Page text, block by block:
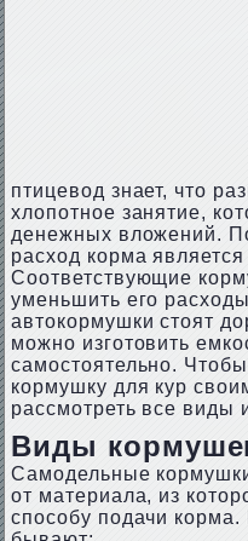
птицевод знает, что
хлопотное занятие,
денежных вложений.
расход корма
Соответствующие
уменьшить его
автокормушки стоят
можно изготовить
самостоятельно.
кормушку для кур
рассмотреть все виды
Виды
Самодельные
от материала, из
способу подачи